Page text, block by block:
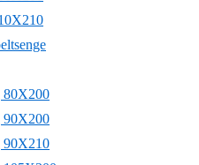
80X200
90X200
90X210